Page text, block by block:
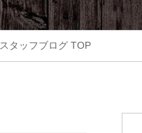
スタッフブログ TOP